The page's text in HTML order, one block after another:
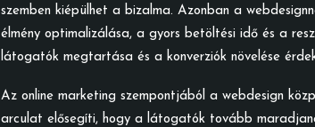
szemben kiépülhet a bizalma. Azonban a
élmény optimalizálása, a gyors betöltési idő és a
látogatók megtartása és a konverziók növelése
Az online marketing szempontjából a webdesign
arculat elősegíti, hogy a látogatók tovább